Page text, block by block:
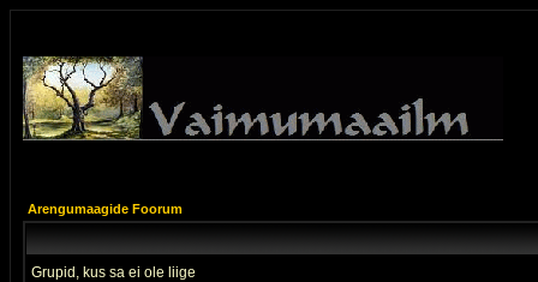
Arengumaagide Foorum
Grupid, kus sa ei ole liige